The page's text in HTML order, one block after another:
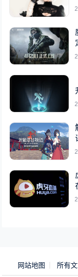
网站地图 所有